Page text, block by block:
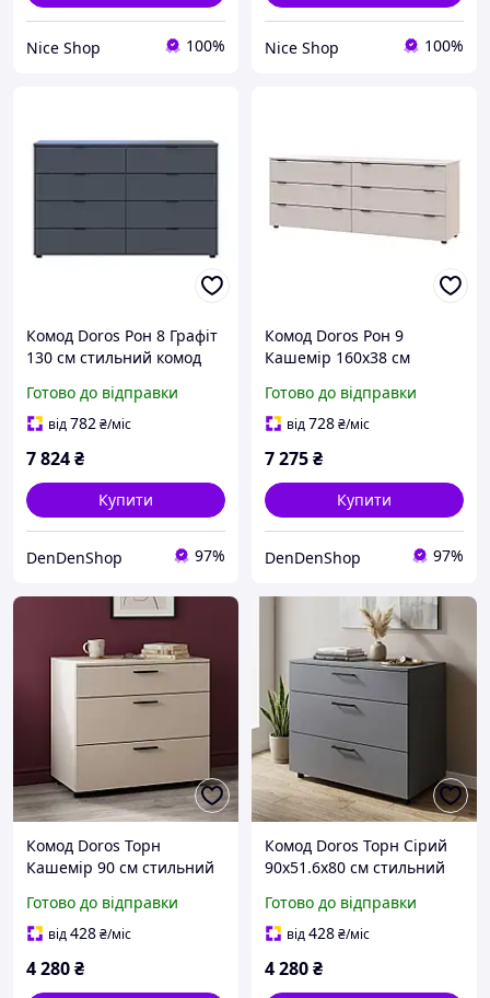
Nice Shop 100% Nice Shop 100%
Комод Doros Рон 8 Графіт
130 см стильний комод
документів з 8 ящиками
Готово до відправки
від782₴/міс
7 824₴
Купити
DenDenShop 97%
Комод Doros Рон 9
Кашемір 160х38 см
комод для зберігання
одягу та аксесуарів
Готово до відправки
від728₴/міс
7 275₴
Купити
DenDenShop 97%
Комод Doros Торн
Кашемір 90 см стильний
одягу та білизни з трьома
ящиками для маленької
Готово до відправки
від428₴/міс
4 280₴
Комод Doros Торн Сірий
90х51.6х80 см стильний
одягу та білизни з трьома
ящиками
Готово до відправки
від428₴/міс
4 280₴